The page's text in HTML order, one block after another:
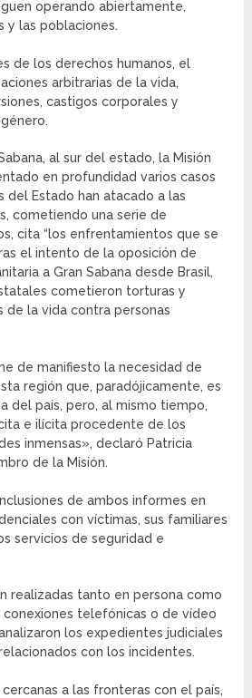
operando abiertamente,
y las poblaciones.
de los derechos humanos, el
arbitrarias de la vida,
castigos corporales y
al sur del estado, la Misión
en profundidad varios casos
del Estado han atacado a las
cometiendo una serie de
cita “los enfrentamientos que se
el intento de la oposición de
a Gran Sabana desde Brasil,
cometieron torturas y
de la vida contra personas
de manifiesto la necesidad de
región que, paradójicamente, es
del país, pero, al mismo tiempo,
e ilícita procedente de los
inmensas», declaró Patricia
de la Misión.
de ambos informes en
con víctimas, sus familiares
servicios de seguridad e
realizadas tanto en persona como
conexiones telefónicas o de vídeo
los expedientes judiciales
con los incidentes.
a las fronteras con el país,